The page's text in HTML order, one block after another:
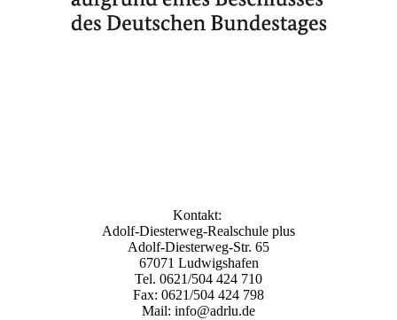
Kontakt:
Adolf-Diesterweg-Realschule plus
Adolf-Diesterweg-Str. 65
67071 Ludwigshafen
Tel. 0621/504 424 710
Fax: 0621/504 424 798
Mail: info@adrlu.de